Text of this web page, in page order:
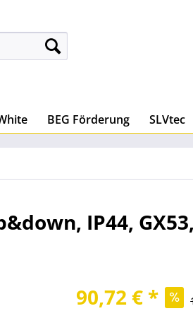
BEG Förderung SLVtec
IP44, GX53,
90,72 € *